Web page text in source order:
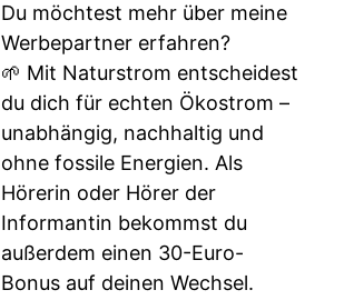
Du möchtest mehr über meine
Werbepartner erfahren?
🌱 Mit Naturstrom entscheidest
du dich für echten Ökostrom –
unabhängig, nachhaltig und
ohne fossile Energien. Als
Hörerin oder Hörer der
Informantin bekommst du
außerdem einen 30-Euro-
Bonus auf deinen Wechsel.